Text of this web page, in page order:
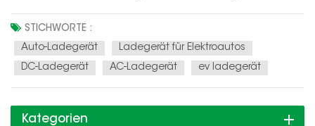
Technologie definieren wir das Ladeerlebnis für
Elektrofahrzeuge neu und ermöglichen Ihnen ein sicheres
Fahren und einen positiven Einf...
STICHWORTE :
Auto-Ladegerät
Ladegerät für Elektroautos
DC-Ladegerät
AC-Ladegerät ev ladegerät
Kategorien